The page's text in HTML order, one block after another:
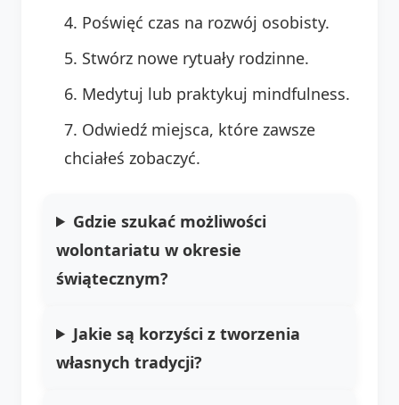
Poświęć czas na rozwój osobisty.
Stwórz nowe rytuały rodzinne.
Medytuj lub praktykuj mindfulness.
Odwiedź miejsca, które zawsze
chciałeś zobaczyć.
Gdzie szukać możliwości
wolontariatu w okresie
świątecznym?
Jakie są korzyści z tworzenia
własnych tradycji?